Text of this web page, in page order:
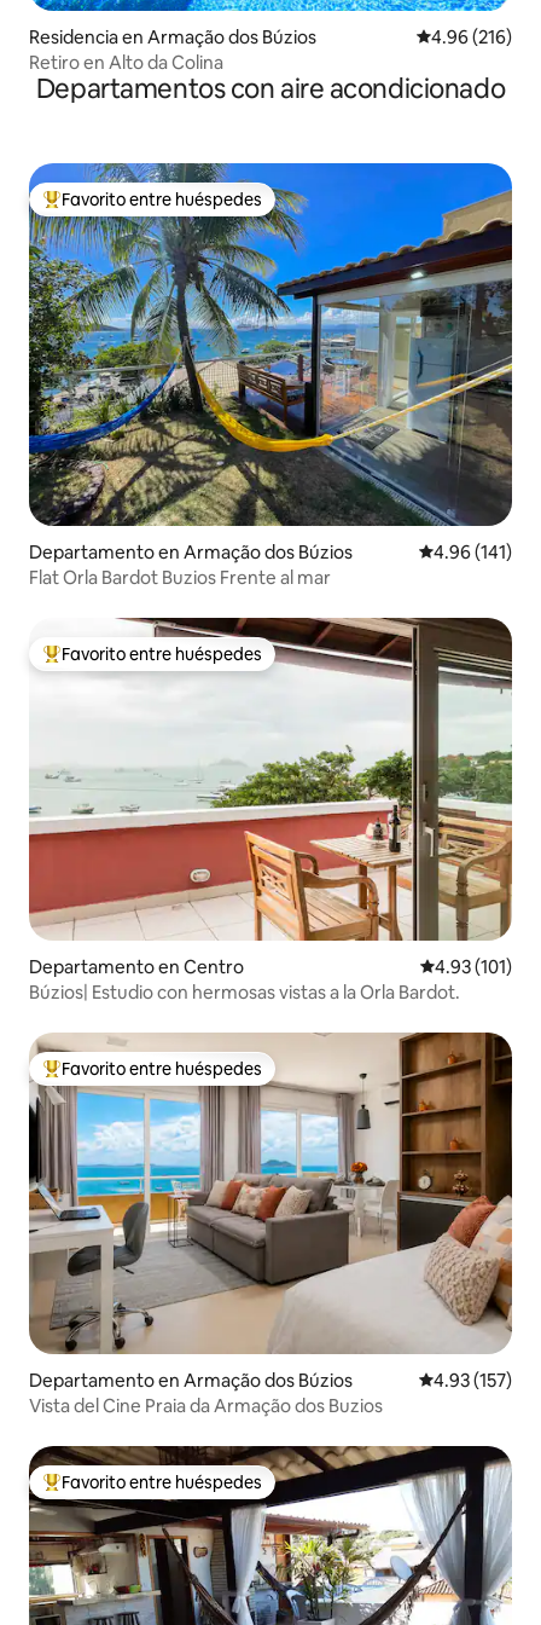
Residencia en Armação dos Búzios Calificación
4.96 (216)
Retiro en Alto da Colina
Departamentos con aire acondicionado
De los mejores en Favorito entre huéspedes
Favorito entre huéspedes
Departamento en Armação dos Búzios Calificación
4.96 (141)
Flat Orla Bardot Buzios Frente al mar
De los mejores en Favorito entre huéspedes
Favorito entre huéspedes
Departamento en Centro Calificación
4.93 (101)
Búzios| Estudio con hermosas vistas a la Orla Bardot.
De los mejores en Favorito entre huéspedes
Favorito entre huéspedes
Departamento en Armação dos Búzios Calificación
4.93 (157)
Vista del Cine Praia da Armação dos Buzios
De los mejores en Favorito entre huéspedes
Favorito entre huéspedes